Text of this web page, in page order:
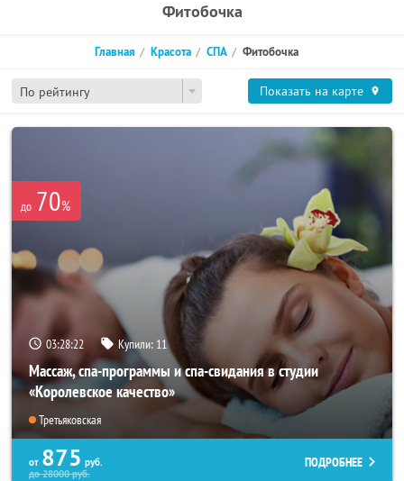
Фитобочка
По рейтингу
Главная Красота СПА Фитобочка
Показать на карте
до 70%
03:28:21 Купили: 11
Массаж, спа-программы и спа-свидания в студии
«Королевское качество»
Третьяковская
от 875 руб.
до28000руб.
ПОДРОБНЕЕ